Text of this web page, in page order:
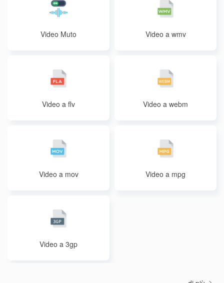
Video Muto Video a wmv
Video a flv Video a webm
Video a mov Video a mpg
Video a 3gp